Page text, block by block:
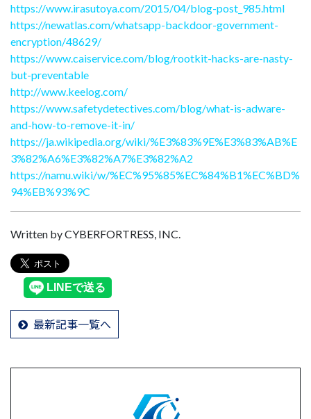
https://www.irasutoya.com/2015/04/blog-post_985.html
https://newatlas.com/whatsapp-backdoor-government-
encryption/48629/
https://www.caiservice.com/blog/rootkit-hacks-are-nasty-
but-preventable
http://www.keelog.com/
https://www.safetydetectives.com/blog/what-is-adware-
and-how-to-remove-it-in/
https://ja.wikipedia.org/wiki/%E3%83%9E%E3%83%AB%E
3%82%A6%E3%82%A7%E3%82%A2
https://namu.wiki/w/%EC%95%85%EC%84%B1%EC%BD%
94%EB%93%9C
Written by CYBERFORTRESS, INC.
最新記事一覧へ